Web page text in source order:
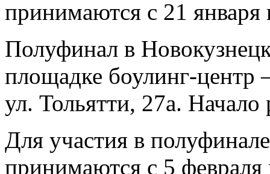
принимаются с 21 января
Полуфинал в
площадке боулинг-центр
ул. Тольятти, 27а. Начало
Для участия в
принимаются с 5 февраля